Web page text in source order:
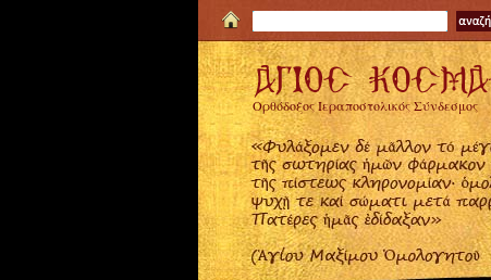
Ορθόδοξος Ιεραποστολικός Σύνδεσμος